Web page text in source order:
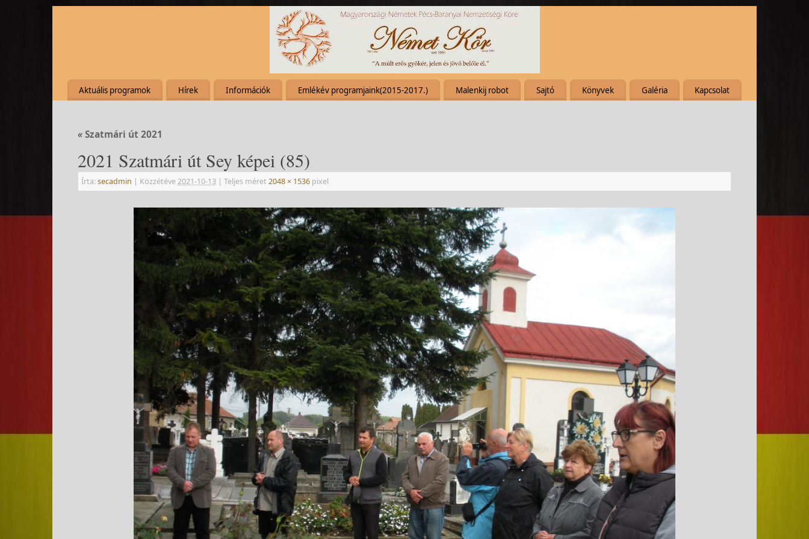
Aktuális programok Hírek Információk Emlékév programjaink(2015-2017.) Malenkij robot Sajtó Könyvek Galéria Kapcsolat
«Szatmári út 2021
2021 Szatmári út Sey képei (85)
Írta:secadmin | Közzétéve2021-10-13 | Teljes méret 2048 × 1536 pixel